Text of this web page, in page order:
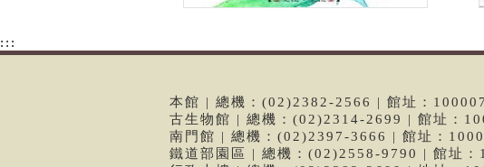
:::
本館 | 總機：(02)2382-2566 | 館址：
古生物館 | 總機：(02)2314-2699 | 館址：
南門館 | 總機：(02)2397-3666 | 館址：
鐵道部園區 | 總機：(02)2558-9790 | 館址：